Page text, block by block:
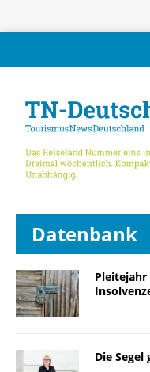
Datenbank
Pleitejahr
Die Segel